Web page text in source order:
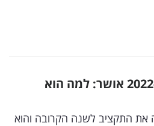
תקציב ההסתדרות ל-2022 אושר: למה הוא
התקציב לשנה הקרובה והוא